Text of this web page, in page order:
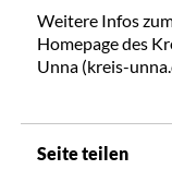
Weitere Infos
Homepage des
Unna (kreis-
Seite teilen